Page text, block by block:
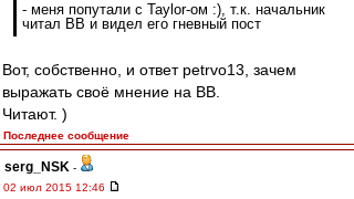
- меня попутали с Taylor-ом :), т.к. начальник
читал ВВ и видел его гневный пост
Вот, собственно, и ответ petrvo13, зачем
выражать своё мнение на ВВ.
Читают. )
Последнее сообщение
serg_NSK -
02 июл 2015 12:46